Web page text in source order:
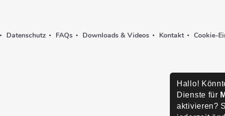
Datenschutz FAQs Downloads & Videos Kontakt Cookie-
Hallo!
Dienste für
aktivieren?